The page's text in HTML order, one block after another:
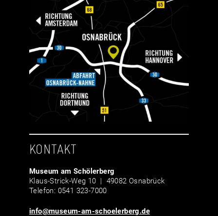
KONTAKT
Museum am Schölerberg
Klaus-Strick-Weg 10 | 49082 Osnabrück
Telefon: 0541 323-7000
info@museum-am-schoelerberg.de